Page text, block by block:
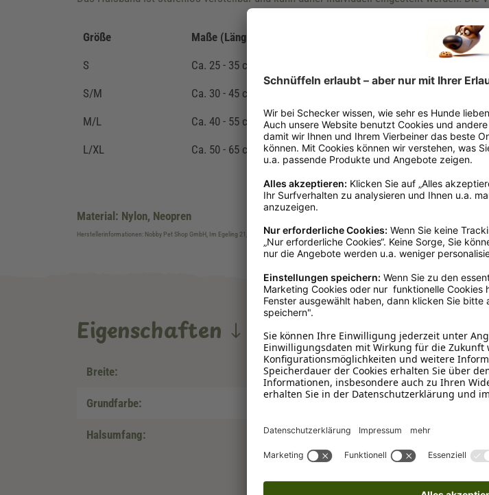
Größe Maße (Länge x Breite)
S Ca. 25 - 35 cm x 15/20 mm
S/M Ca. 30 - 45 cm x 20/25 mm
M/L Ca. 40 - 55 cm x 25/35 mm
L/XL Ca. 50 - 65 cm x 25/35 mm
Material: Nylon, Neopren
Herstellerinformationen: Nobby Pet Shop GmbH, Im Egeling 21, DE-46359 Bocholt, verkauf@nobby.de, www.nobbypet.de
Eigenschaften
Breite: 20
Grundfarbe:
Halsumfang: